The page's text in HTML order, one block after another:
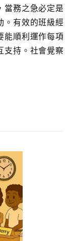
。有效的班級經
能順利運作每項
支持。社會覺察